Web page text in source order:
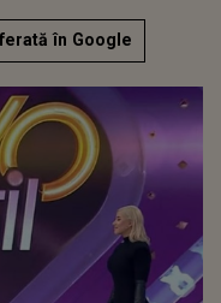
în Google